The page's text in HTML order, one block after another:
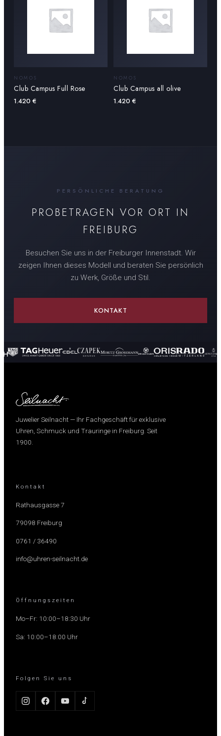
NOMOS
Club Campus Full Rose
1.420 €
NOMOS
Club Campus all olive
1.420 €
PERSÖNLICHE BERATUNG
PROBETRAGEN VOR ORT IN
FREIBURG
Besuchen Sie uns in der Freiburger Innenstadt. Wir
zeigen Ihnen dieses Modell und beraten Sie persönlich
zu Werk, Größe und Stil.
KONTAKT
Juwelier Seilnacht — Ihr Fachgeschäft für exklusive
Uhren, Schmuck und Trauringe in Freiburg. Seit
1900.
Kontakt
Rathausgasse 7
79098 Freiburg
0761 / 36490
info@uhren-seilnacht.de
Öffnungszeiten
Mo–Fr: 10:00–18:30 Uhr
Sa: 10:00–18:00 Uhr
Folgen Sie uns